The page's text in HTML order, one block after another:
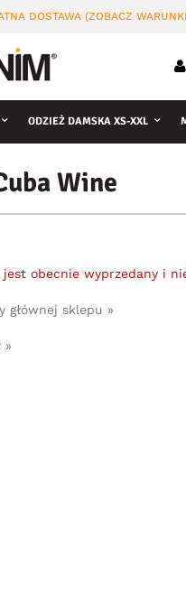
DOSTAWA (ZOBACZ
ODZIEŻ DAMSKA XS-XXL
Wine
obecnie wyprzedany i
głównej sklepu »
»